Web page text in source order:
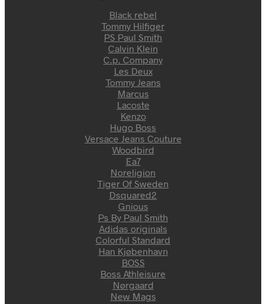
Black rebel
Tommy Hilfiger
PS Paul Smith
Calvin Klein
C.p. Company
Les Deux
Tommy Jeans
Marcus
Lacoste
Kenzo
Hugo Boss
Versace Jeans Couture
Woodbird
Ea7
Noreligion
Tiger Of Sweden
Dsquared2
Gnious
Ps By Paul Smith
Adidas originals
Colorful Standard
Han Kjøbenhavn
BOSS
Boss Athleisure
Nørgaard
New Mags